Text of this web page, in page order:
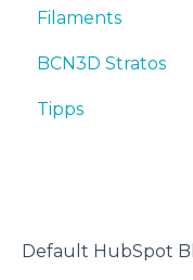
Inbetriebnahme
Wartung
Tipps
Manuals &
First steps
Maintenance
Filaments
Tipps
TPU
BCN3D Stratos
Tipps
Default HubSpot